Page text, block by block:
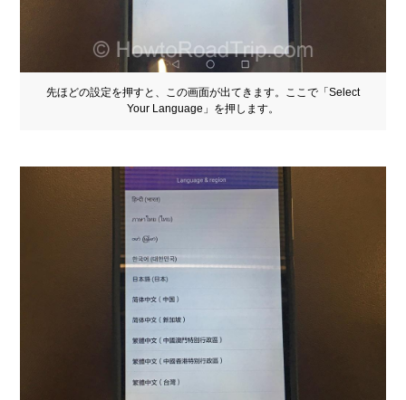
先ほどの設定を押すと、この画面が出てきます。ここで「Select
Your Language」を押します。